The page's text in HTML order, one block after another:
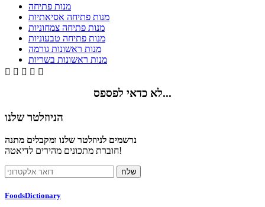
מנות פתיחה
מנות פתיחה אסיאתיות
מנות פתיחה צמחוניות
מנות פתיחה טבעוניות
מנות ראשונות גורמה
מנות ראשונות בשריות
    
לא כדאי לפספס...
הניוזלטר שלנו
נרשמים לניוזלטר שלנו ומקבלים מתנה
חוברת מתכונים מהירים לדיאטה!
FoodsDictionary